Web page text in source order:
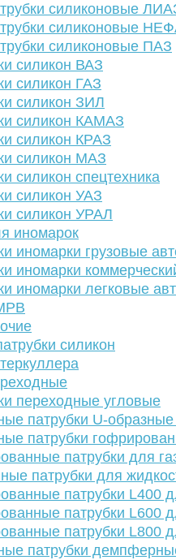
силиконовые
силиконовые
силиконовые ПАЗ
силикон ВАЗ
силикон ГАЗ
силикон ЗИЛ
силикон КАМАЗ
силикон КРАЗ
силикон МАЗ
силикон спецтехника
силикон УАЗ
силикон УРАЛ
иномарок
иномарки грузовые
иномарки
иномарки легковые
силикон
переходные угловые
патрубки U-
патрубки
патрубки для
патрубки для
патрубки L400
патрубки L600
патрубки L800
патрубки